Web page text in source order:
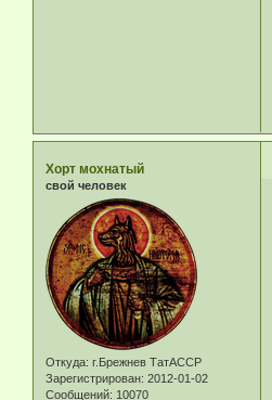
Хорт мохнатый
свой человек
Откуда: г.Брежнев ТатАССР
Зарегистрирован: 2012-01-02
Сообщений: 10070